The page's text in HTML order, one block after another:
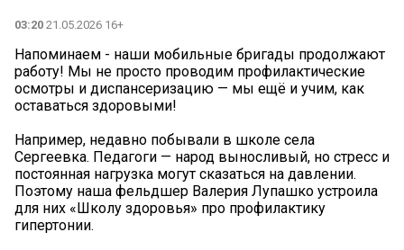
03:20 21.05.2026 16+
Напоминаем - наши мобильные бригады продолжают
работу! Мы не просто проводим профилактические
осмотры и диспансеризацию — мы ещё и учим, как
оставаться здоровыми!
Например, недавно побывали в школе села
Сергеевка. Педагоги — народ выносливый, но стресс и
постоянная нагрузка могут сказаться на давлении.
Поэтому наша фельдшер Валерия Лупашко устроила
для них «Школу здоровья» про профилактику
гипертонии.